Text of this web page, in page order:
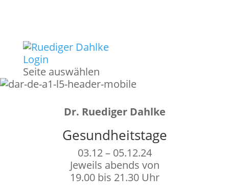
Login
Seite auswählen
Dr. Ruediger Dahlke
Gesundheitstage
03.12 – 05.12.24
Jeweils abends von
19.00 bis 21.30 Uhr